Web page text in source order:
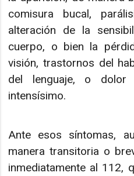
comisura bucal,
alteración de la
cuerpo, o bien la
visión, trastornos del
del lenguaje, o
intensísimo.
Ante esos síntomas,
manera transitoria o
inmediatamente al 112,